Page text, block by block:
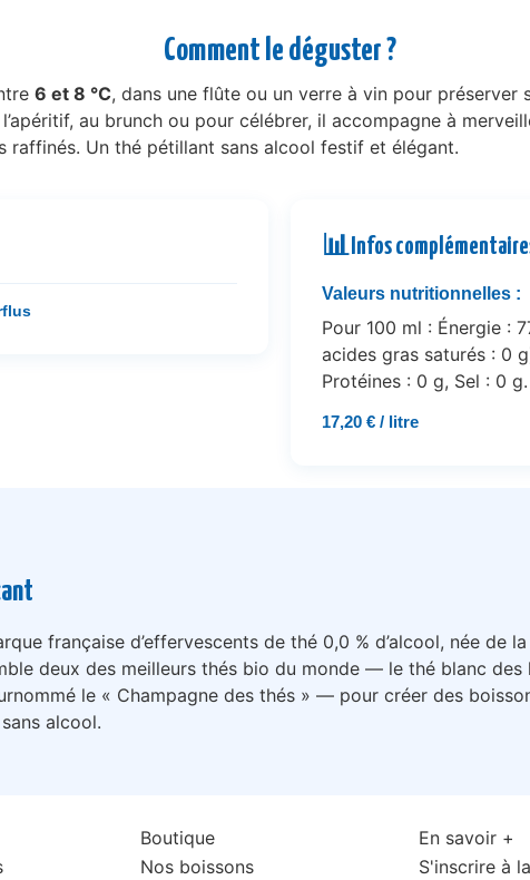
Comment le déguster ?
6 et 8 °C, dans une flûte ou un verre à vin pour préserver
au brunch ou pour célébrer, il accompagne à
raffinés. Un thé pétillant sans alcool festif et élégant.
📊 Infos
Valeurs nutritionnelles :
Pour 100 ml : Énergie :
acides gras saturés : 0
Protéines : 0 g, Sel : 0 g.
17,20 € / litre
française d’effervescents de thé 0,0 % d’alcool, née de
deux des meilleurs thés bio du monde — le thé blanc des
le « Champagne des thés » — pour créer des
alcool.
Boutique
Nos boissons
En savoir +
S'inscrire à